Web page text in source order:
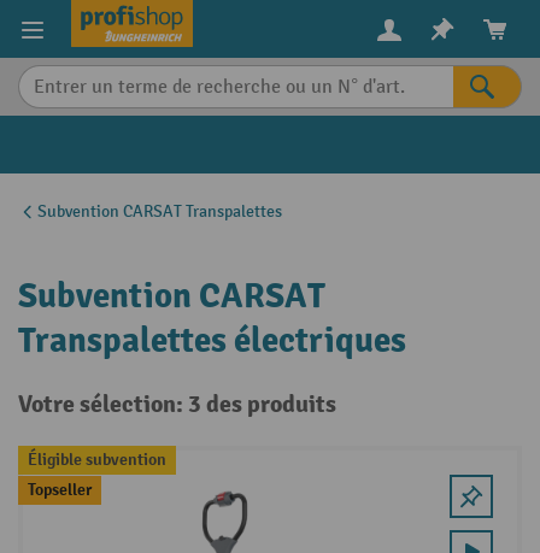
content
Subvention CARSAT Transpalettes
Subvention CARSAT
Transpalettes électriques
Votre sélection: 3 des produits
Éligible subvention
Topseller